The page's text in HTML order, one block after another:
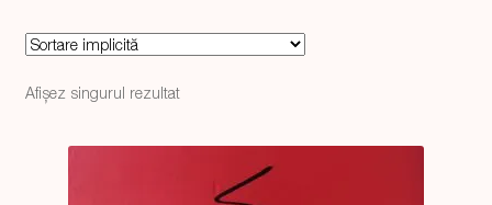
Despre CandleSilk
Cosul Meu
Afișez singurul rezultat